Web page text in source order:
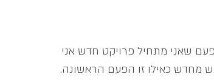
שאני מתחיל פרויקט חדש אני
מחדש כאילו זו הפעם הראשונה.